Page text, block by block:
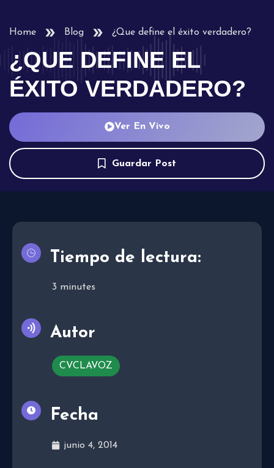
Home Blog ¿Que define el éxito verdadero?
¿QUE DEFINE EL
ÉXITO VERDADERO?
Ver En Vivo
Guardar Post
Tiempo de lectura:
3 minutes
Autor
CVCLAVOZ
Fecha
junio 4, 2014